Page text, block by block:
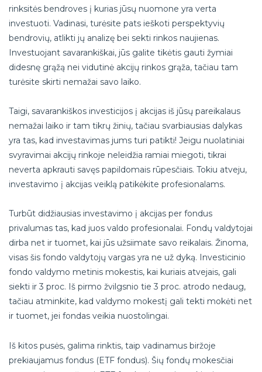
rinksitės bendroves į kurias jūsų nuomone yra verta
investuoti. Vadinasi, turėsite pats ieškoti perspektyvių
bendrovių, atlikti jų analizę bei sekti rinkos naujienas.
Investuojant savarankiškai, jūs galite tikėtis gauti žymiai
didesnę grąžą nei vidutinė akcijų rinkos grąža, tačiau tam
turėsite skirti nemažai savo laiko.
Taigi, savarankiškos investicijos į akcijas iš jūsų pareikalaus
nemažai laiko ir tam tikrų žinių, tačiau svarbiausias dalykas
yra tas, kad investavimas jums turi patikti! Jeigu nuolatiniai
svyravimai akcijų rinkoje neleidžia ramiai miegoti, tikrai
neverta apkrauti savęs papildomais rūpesčiais. Tokiu atveju,
investavimo į akcijas veiklą patikėkite profesionalams.
Turbūt didžiausias investavimo į akcijas per fondus
privalumas tas, kad juos valdo profesionalai. Fondų valdytojai
dirba net ir tuomet, kai jūs užsiimate savo reikalais. Žinoma,
visas šis fondo valdytojų vargas yra ne už dyką. Investicinio
fondo valdymo metinis mokestis, kai kuriais atvejais, gali
siekti ir 3 proc. Iš pirmo žvilgsnio tie 3 proc. atrodo nedaug,
tačiau atminkite, kad valdymo mokestį gali tekti mokėti net
ir tuomet, jei fondas veikia nuostolingai.
Iš kitos pusės, galima rinktis, taip vadinamus biržoje
prekiaujamus fondus (ETF fondus). Šių fondų mokesčiai